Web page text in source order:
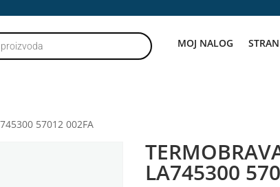
MOJ NALOG
57012 002FA
LA745300